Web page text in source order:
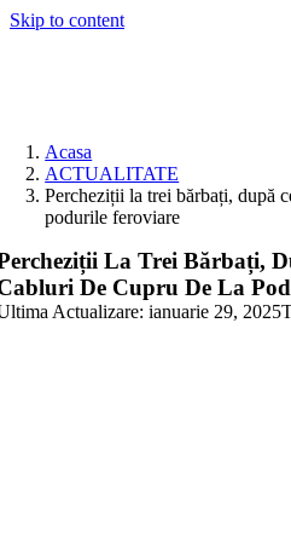
Skip to content
Acasa
ACTUALITATE
Percheziții la trei bărbați, după
podurile feroviare
La Trei Bărbați,
De Cupru De La
Actualizare: ianuarie 29, 2025